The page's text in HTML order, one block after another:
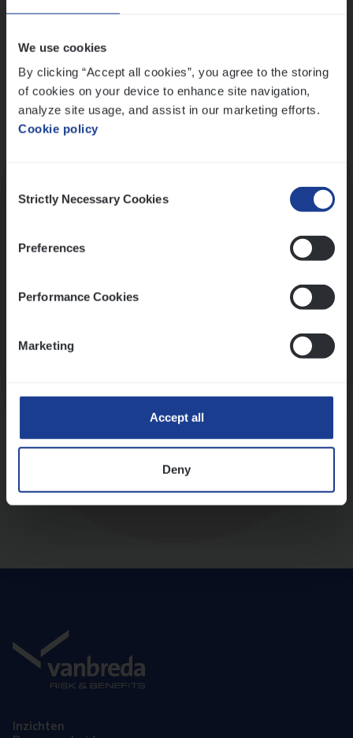
We use cookies
By clicking “Accept all cookies”, you agree to the storing
of cookies on your device to enhance site navigation,
analyze site usage, and assist in our marketing efforts.
Cookie policy
Selection
Strictly Necessary Cookies
Preferences
Performance Cookies
Marketing
Accept all
Deny
Inzich­ten